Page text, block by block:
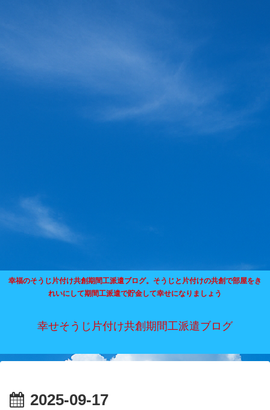
幸福のそうじ片付け共創期間工派遣ブログ。そうじと片付けの共創で部屋をき
れいにして期間工派遣で貯金して幸せになりましょう
幸せそうじ片付け共創期間工派遣ブログ
2025-09-17